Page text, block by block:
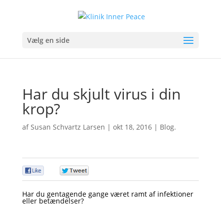
Vælg en side
Har du skjult virus i din
krop?
af Susan Schvartz Larsen | okt 18, 2016| Blog.
Har du gentagende gange været ramt af infektioner
eller betændelser?